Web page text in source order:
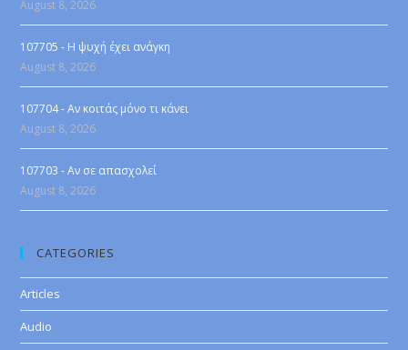
August 8, 2026
107705 - Η ψυχή έχει ανάγκη
August 8, 2026
107704 - Αν κοιτάς μόνο τι κάνει
August 8, 2026
107703 - Αν σε απασχολεί
August 8, 2026
CATEGORIES
Articles
Audio